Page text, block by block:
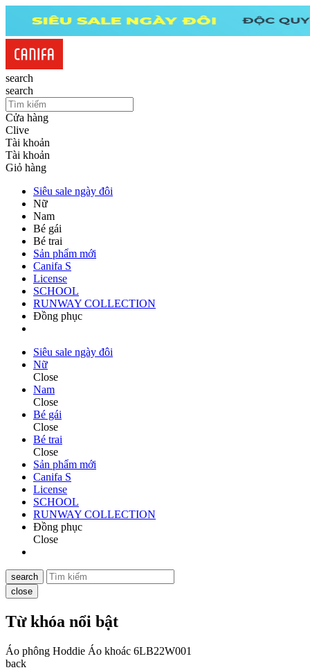
search
search
Cửa hàng
Clive
Tài khoản
Tài khoản
Giỏ hàng
Siêu sale ngày đôi
Nữ
Nam
Bé gái
Bé trai
Sản phẩm mới
Canifa S
License
SCHOOL
RUNWAY COLLECTION
Đồng phục
Siêu sale ngày đôi
Nữ
Close
Nam
Close
Bé gái
Close
Bé trai
Close
Sản phẩm mới
Canifa S
License
SCHOOL
RUNWAY COLLECTION
Đồng phục
Close
search
close
Từ khóa nổi bật
Áo phông Hoddie Áo khoác 6LB22W001
back